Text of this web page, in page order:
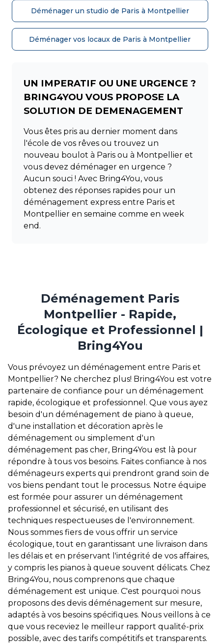
Déménager un studio de Paris à Montpellier
Déménager vos locaux de Paris à Montpellier
UN IMPERATIF OU UNE URGENCE ?
BRING4YOU VOUS PROPOSE LA
SOLUTION DE DEMENAGEMENT
Vous êtes pris au dernier moment dans
l'école de vos rêves ou trouvez un
nouveau boulot à Paris ou à Montpellier et
vous devez déménager en urgence ?
Aucun souci ! Avec Bring4You, vous
obtenez des réponses rapides pour un
déménagement express entre Paris et
Montpellier en semaine comme en week
end.
Déménagement Paris
Montpellier - Rapide,
Écologique et Professionnel |
Bring4You
Vous prévoyez un déménagement entre Paris et
Montpellier? Ne cherchez plus! Bring4You est votre
partenaire de confiance pour un déménagement
rapide, écologique et professionnel. Que vous ayez
besoin d'un déménagement de piano à queue,
d'une installation et décoration après le
déménagement ou simplement d'un
déménagement pas cher, Bring4You est là pour
répondre à tous vos besoins. Faites confiance à nos
déménageurs experts qui prendront grand soin de
vos biens pendant tout le processus. Notre équipe
est formée pour assurer un déménagement
professionnel et sécurisé, en utilisant des
techniques respectueuses de l'environnement.
Nous sommes fiers de vous offrir un service
écologique, tout en garantissant une livraison dans
les délais et en préservant l'intégrité de vos affaires,
y compris les pianos à queue souvent délicats. Chez
Bring4You, nous comprenons que chaque
déménagement est unique. C'est pourquoi nous
proposons des devis déménagement sur mesure,
adaptés à vos besoins spécifiques. Nous veillons à ce
que vous receviez le meilleur rapport qualité-prix
possible, avec des tarifs compétitifs et transparents.